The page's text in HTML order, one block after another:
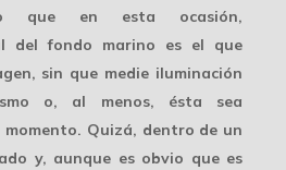
que en esta ocasión,
del fondo marino es el que
sin que medie iluminación
o, al menos, ésta sea
Quizá, dentro de un
y, aunque es obvio que es